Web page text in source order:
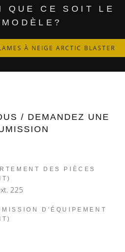
QUE CE SOIT LE
À NEIGE ARCTIC BLASTER
/ DEMANDEZ UNE
DES PIÈCES
225
D'ÉQUIPEMENT